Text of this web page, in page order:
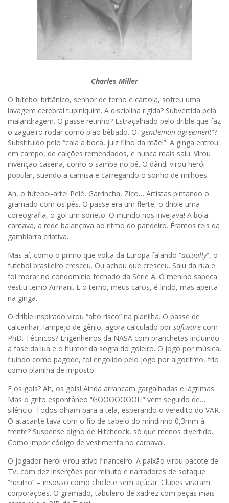
Charles Miller
O futebol britânico, senhor de terno e cartola, sofreu uma
lavagem cerebral tupiniquim. A disciplina rígida? Subvertida pela
malandragem. O passe retinho? Estraçalhado pelo drible que faz
o zagueiro rodar como pião bêbado. O “gentleman agreement“?
Substituído pelo “cala a boca, juiz filho da mãe!”. A ginga entrou
em campo, de calções remendados, e nunca mais saiu. Virou
invenção caseira, como o samba no pé. O dândi virou herói
popular, suando a camisa e carregando o sonho de milhões.
Ah, o futebol-arte! Pelé, Garrincha, Zico… Artistas pintando o
gramado com os pés. O passe era um flerte, o drible uma
coreografia, o gol um soneto. O mundo nos invejava! A bola
cantava, a rede balançava ao ritmo do pandeiro. Éramos reis da
gambiarra criativa.
Mas aí, como o primo que volta da Europa falando “actually“, o
futebol brasileiro cresceu. Ou achou que cresceu. Saiu da rua e
foi morar no condomínio fechado da Série A. O menino sapeca
vestiu terno Armani. E o terno, meus caros, é lindo, mas aperta
na ginga.
O drible inspirado virou “alto risco” na planilha. O passe de
calcanhar, lampejo de gênio, agora calculado por software com
PhD. Técnicos? Engenheiros da NASA com pranchetas incluindo
a fase da lua e o humor da sogra do goleiro. O jogo por música,
fluindo como pagode, foi engolido pelo jogo por algoritmo, frio
como planilha de imposto.
E os gols? Ah, os gols! Ainda arrancam gargalhadas e lágrimas.
Mas o grito espontâneo “GOOOOOOOL!” vem seguido de…
silêncio. Todos olham para a tela, esperando o veredito do VAR.
O atacante tava com o fio de cabelo do mindinho 0,3mm à
frente? Suspense digno de Hitchcock, só que menos divertido.
Como impor código de vestimenta no carnaval.
O jogador-herói virou ativo financeiro. A paixão virou pacote de
TV, com dez inserções por minuto e narradores de sotaque
“neutro” – insosso como chiclete sem açúcar. Clubes viraram
corporações. O gramado, tabuleiro de xadrez com peças mais